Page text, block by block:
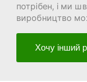
потрібен, і ми
виробництво
Хочу інший